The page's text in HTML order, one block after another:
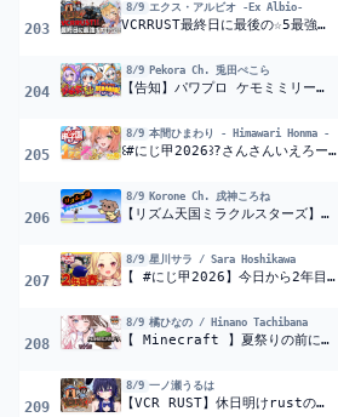
203
8/9 エクス・アルビオ -Ex Albio-
VCRRUST最終日に最後の☆5最強ボス討伐なるか！！『 Rust 』【 エビオ/にじさんじ 】
204
8/9 Pekora Ch. 兎田ぺこら
【告知】パワプロ ケモミミリーグ開催！説明会＆チーム決め！ぺこ！【ホロライブ/兎田ぺこら】
205
8/9 本間ひまわり - Himawari Honma -
꒰#にじ甲2026꒱?さんさんいえろー高校?１年目：春～? ˹ 本間ひまわり にじさんじ ˼
206
8/9 Korone Ch. 戌神ころね
【リズム天国ミラクルスターズ】遊ぶ【新作/発売したばかり/新しいゲーム】
207
8/9 星川サラ / Sara Hoshikawa
【 #にじ甲2026】今日から2年目!流星ミルキーウェイ学園いくぞおおおおおおおおおお?【星川サラ/にじさんじ】
208
8/9 橘ひなの / Hinano Tachibana
【 Minecraft 】夏祭りの前に新人（？）たちにサーバーを案内するw/エマ、くろむ、サイネ、ちせ【ぶいすぽっ！/橘ひなの】
209
8/9 一ノ瀬うるは
【VCR RUST】休日明けrustの様子【ぶいすぽ/一ノ瀬うるは】